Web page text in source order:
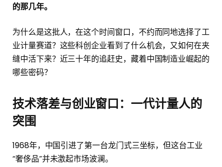
的那几年。
为什么是这批人，在这个时间窗口，不约而同地选择了工
业计量赛道？这些科创企业看到了什么机会，又如何在夹
缝中活下来？近三十年的追赶史，藏着中国制造业崛起的
哪些密码？
技术落差与创业窗口：一代计量人的
突围
1968年，中国引进了第一台龙门式三坐标，但这台工业
“奢侈品”并未激起市场波澜。